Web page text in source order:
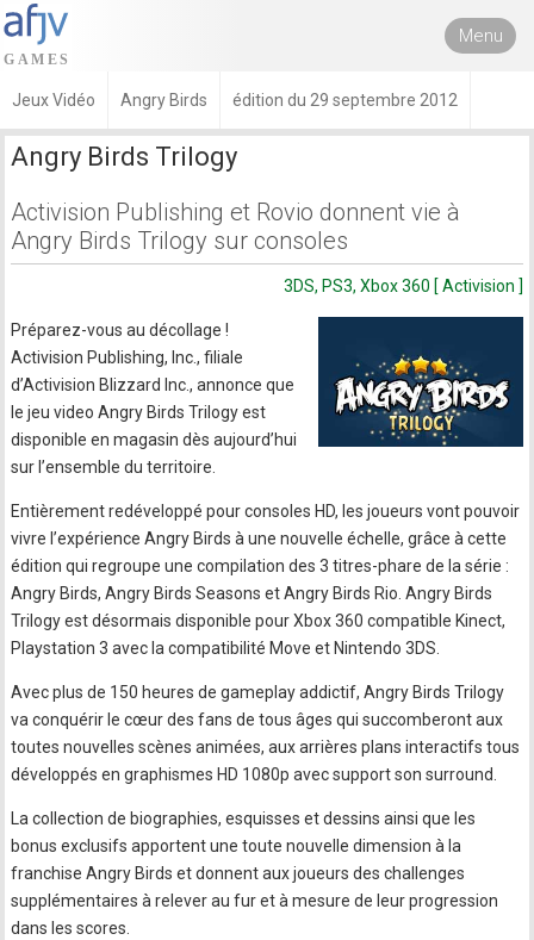
Menu
Jeux Vidéo Angry Birds édition du 29 septembre 2012
Angry Birds Trilogy
Activision Publishing et Rovio donnent vie à
Angry Birds Trilogy sur consoles
3DS, PS3, Xbox 360 [ Activision ]
Préparez-vous au décollage !
Activision Publishing, Inc., filiale
d’Activision Blizzard Inc., annonce que
le jeu video Angry Birds Trilogy est
disponible en magasin dès aujourd’hui
sur l’ensemble du territoire.
Entièrement redéveloppé pour consoles HD, les joueurs vont pouvoir
vivre l’expérience Angry Birds à une nouvelle échelle, grâce à cette
édition qui regroupe une compilation des 3 titres-phare de la série :
Angry Birds, Angry Birds Seasons et Angry Birds Rio. Angry Birds
Trilogy est désormais disponible pour Xbox 360 compatible Kinect,
Playstation 3 avec la compatibilité Move et Nintendo 3DS.
Avec plus de 150 heures de gameplay addictif, Angry Birds Trilogy
va conquérir le cœur des fans de tous âges qui succomberont aux
toutes nouvelles scènes animées, aux arrières plans interactifs tous
développés en graphismes HD 1080p avec support son surround.
La collection de biographies, esquisses et dessins ainsi que les
bonus exclusifs apportent une toute nouvelle dimension à la
franchise Angry Birds et donnent aux joueurs des challenges
supplémentaires à relever au fur et à mesure de leur progression
dans les scores.